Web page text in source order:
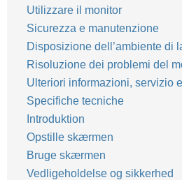
Utilizzare il monitor
Sicurezza e manutenzione
Disposizione dell’ambiente di
Risoluzione dei problemi del
Ulteriori informazioni, servizio
Specifiche tecniche
Introduktion
Opstille skærmen
Bruge skærmen
Vedligeholdelse og sikkerhed